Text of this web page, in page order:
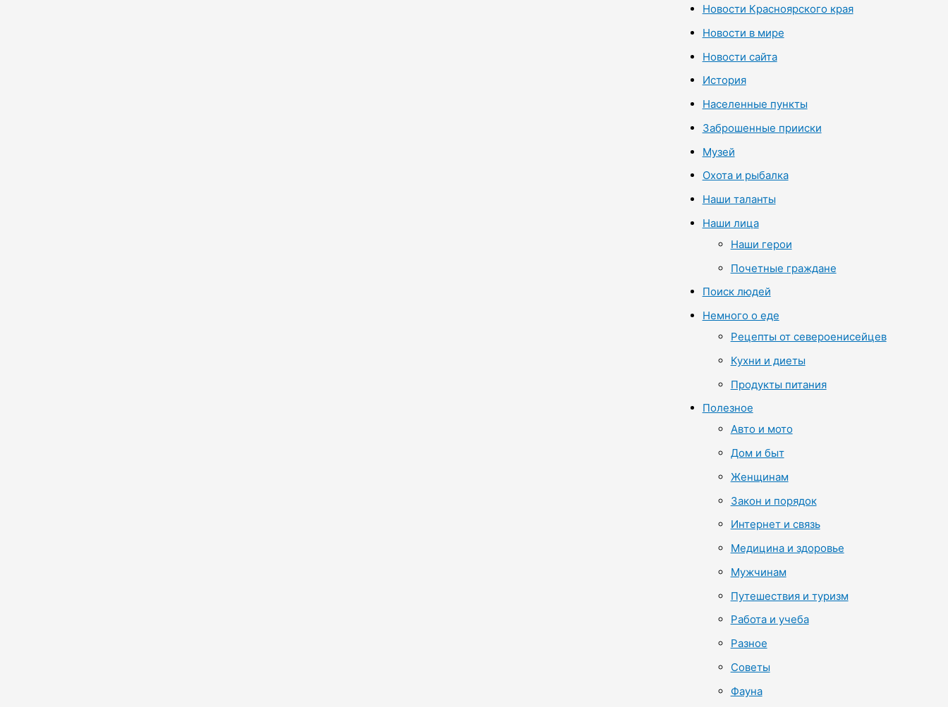
Новости Красноярского края
Новости в мире
Новости сайта
История
Населенные пункты
Заброшенные прииски
Музей
Охота и рыбалка
Наши таланты
Наши лица
Наши герои
Почетные граждане
Поиск людей
Немного о еде
Рецепты от североенисейцев
Кухни и диеты
Продукты питания
Полезное
Авто и мото
Дом и быт
Женщинам
Закон и порядок
Интернет и связь
Медицина и здоровье
Мужчинам
Путешествия и туризм
Работа и учеба
Разное
Советы
Фауна